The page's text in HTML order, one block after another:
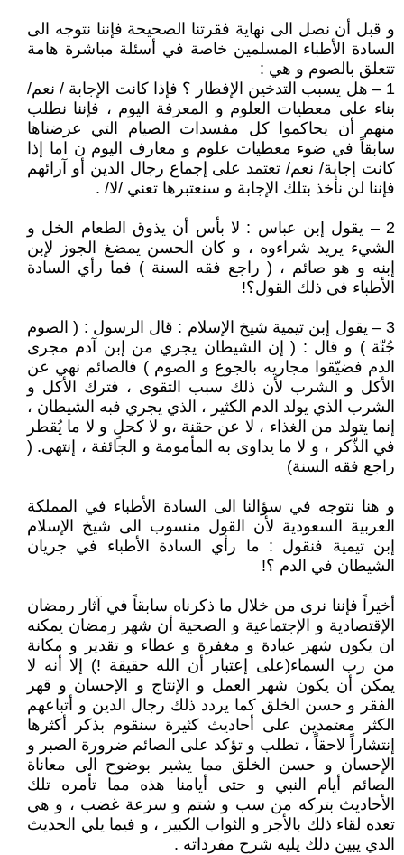
و قبل أن نصل الى نهاية فقرتنا الصحيحة فإننا نتوجه الى
السادة الأطباء المسلمين خاصة في أسئلة مباشرة هامة
تتعلق بالصوم و هي :
1 – هل يسبب التدخين الإفطار ؟ فإذا كانت الإجابة / نعم/
بناء على معطيات العلوم و المعرفة اليوم ، فإننا نطلب
منهم أن يحاكموا كل مفسدات الصيام التي عرضناها
سابقاً في ضوء معطيات علوم و معارف اليوم ن اما إذا
كانت إجابة/ نعم/ تعتمد على إجماع رجال الدين أو آرائهم
فإننا لن نأخذ بتلك الإجابة و سنعتبرها تعني /لا/ .
2 – يقول إبن عباس : لا بأس أن يذوق الطعام الخل و
الشيء يريد شراءوه ، و كان الحسن يمضغ الجوز لإبن
إبنه و هو صائم ، ( راجع فقه السنة ) فما رأي السادة
الأطباء في ذلك القول؟!
3 – يقول إبن تيمية شيخ الإسلام : قال الرسول : ( الصوم
جُنّة ) و قال : ( إن الشيطان يجري من إبن آدم مجرى
الدم فضيّقوا مجاريه بالجوع و الصوم ) فالصائم نهي عن
الأكل و الشرب لأن ذلك سبب التقوى ، فترك الأكل و
الشرب الذي يولد الدم الكثير ، الذي يجري فبه الشيطان ،
إنما يتولد من الغذاء ، لا عن حقنة ،و لا كحلٍ و لا ما يُقطر
في الذّكر ، و لا ما يداوى به المأمومة و الجائفة ، إنتهى. (
راجع فقه السنة)
و هنا نتوجه في سؤالنا الى السادة الأطباء في المملكة
العربية السعودية لأن القول منسوب الى شيخ الإسلام
إبن تيمية فنقول : ما رأي السادة الأطباء في جريان
الشيطان في الدم ؟!
أخيراً فإننا نرى من خلال ما ذكرناه سابقاً في آثار رمضان
الإقتصادية و الإجتماعية و الصحية أن شهر رمضان يمكنه
ان يكون شهر عبادة و مغفرة و عطاء و تقدير و مكانة
من رب السماء(على إعتبار أن الله حقيقة !) إلا أنه لا
يمكن أن يكون شهر العمل و الإنتاج و الإحسان و قهر
الفقر و حسن الخلق كما يردد ذلك رجال الدين و أتباعهم
الكثر معتمدين على أحاديث كثيرة سنقوم بذكر أكثرها
إنتشاراً لاحقاً ، تطلب و تؤكد على الصائم ضرورة الصبر و
الإحسان و حسن الخلق مما يشير بوضوح الى معاناة
الصائم أيام النبي و حتى أيامنا هذه مما تأمره تلك
الأحاديث بتركه من سب و شتم و سرعة غضب ، و هي
تعده لقاء ذلك بالأجر و الثواب الكبير ، و فيما يلي الحديث
الذي يبين ذلك يليه شرح مفرداته .